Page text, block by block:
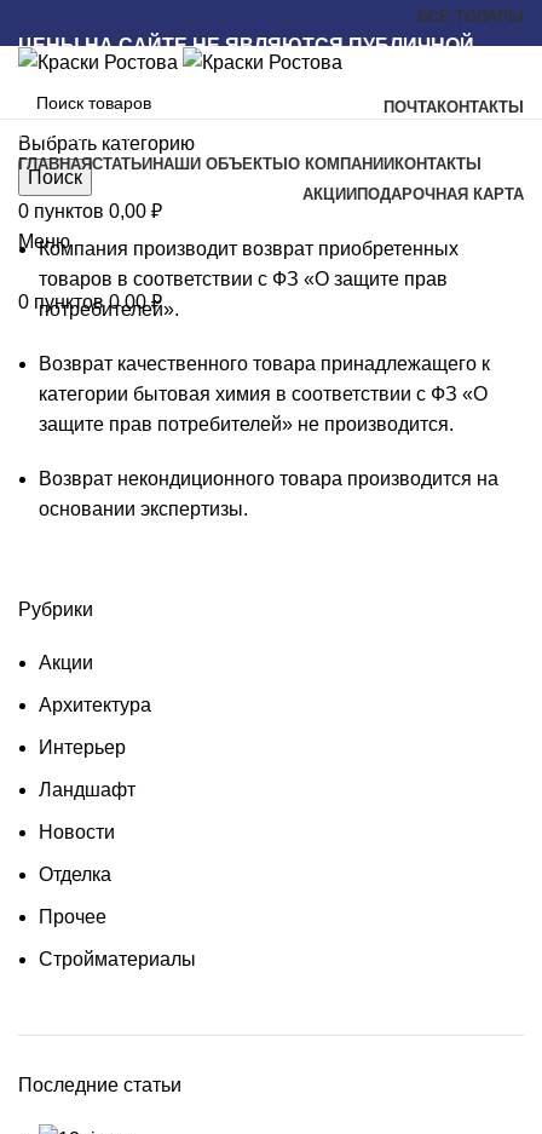
ВСЕ ТОВАРЫ
ЦЕНЫ НА САЙТЕ НЕ ЯВЛЯЮТСЯ ПУБЛИЧНОЙ
ОФЕРТОЙ
ПОЧТАКОНТАКТЫ
Выбрать категорию
Поиск
0 пунктов 0,00 ₽
Меню
0 пунктов 0,00₽
Наш каталог
ГЛАВНАЯСТАТЬИ НАШИ ОБЪЕКТЫ О КОМПАНИИ КОНТАКТЫ
АКЦИИ ПОДАРОЧНАЯ КАРТА
Компания производит возврат приобретенных
товаров в соответствии с ФЗ «О защите прав
потребителей».
Возврат качественного товара принадлежащего к
категории бытовая химия в соответствии с ФЗ «О
защите прав потребителей» не производится.
Возврат некондиционного товара производится на
основании экспертизы.
Рубрики
Акции
Архитектура
Интерьер
Ландшафт
Новости
Отделка
Прочее
Стройматериалы
Последние статьи